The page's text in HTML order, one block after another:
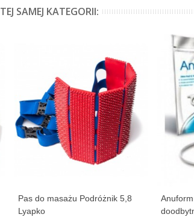
SAMEJ KATEGORII:
Pas do masażu Podróżnik 5,8
Lyapko